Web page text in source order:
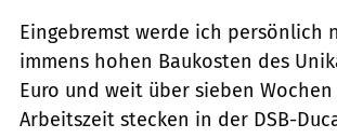
Eingebremst werde ich persönlich
immens hohen Baukosten des
Euro und weit über sieben
Arbeitszeit stecken in der DSB-